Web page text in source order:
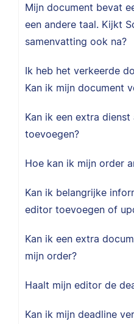
Mijn document bevat
een andere taal. Kijkt
samenvatting ook na?
Ik heb het verkeerde
Kan ik mijn document
Kan ik een extra
toevoegen?
Hoe kan ik mijn order
Kan ik belangrijke
editor toevoegen of
Kan ik een extra
mijn order?
Haalt mijn editor de
Kan ik mijn deadline